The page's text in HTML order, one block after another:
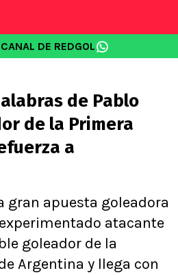
DE REDGOL
de Pablo
de la Primera
a
gran apuesta goleadora
atacante
goleador de la
Argentina y llega con